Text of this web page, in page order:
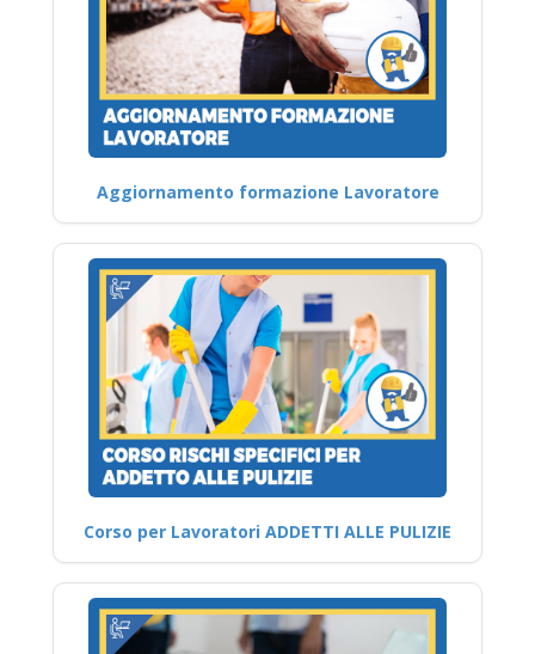
Aggiornamento formazione Lavoratore
Corso per Lavoratori ADDETTI ALLE PULIZIE